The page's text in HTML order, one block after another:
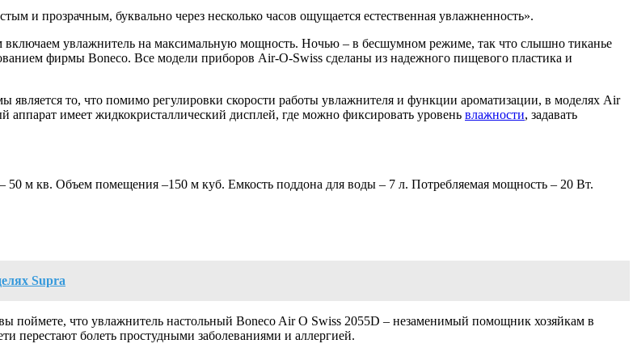
и прозрачным, буквально через несколько часов ощущается естественная увлажненность».
увлажнитель на максимальную мощность. Ночью – в бесшумном режиме, так что слышно тиканье
фирмы Boneco. Все модели приборов Air-O-Swiss сделаны из надежного пищевого пластика и
то, что помимо регулировки скорости работы увлажнителя и функции ароматизации, в моделях Air
аппарат имеет жидкокристаллический дисплей, где можно фиксировать уровень влажности, задавать
м кв. Объем помещения –150 м куб. Емкость поддона для воды – 7 л. Потребляемая мощность – 20 Вт.
Supra
поймете, что увлажнитель настольный Boneco Air O Swiss 2055D – незаменимый помощник хозяйкам в
болеть простудными заболеваниями и аллергией.